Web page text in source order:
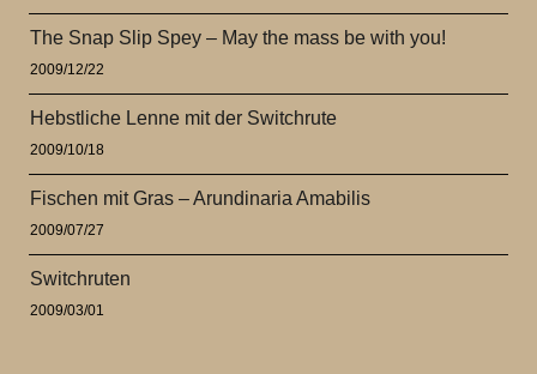
The Snap Slip Spey – May the mass be with you!
2009/12/22
Hebstliche Lenne mit der Switchrute
2009/10/18
Fischen mit Gras – Arundinaria Amabilis
2009/07/27
Switchruten
2009/03/01